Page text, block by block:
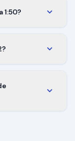
quando queres
sai em 6 cm. A
= medida
unidade.